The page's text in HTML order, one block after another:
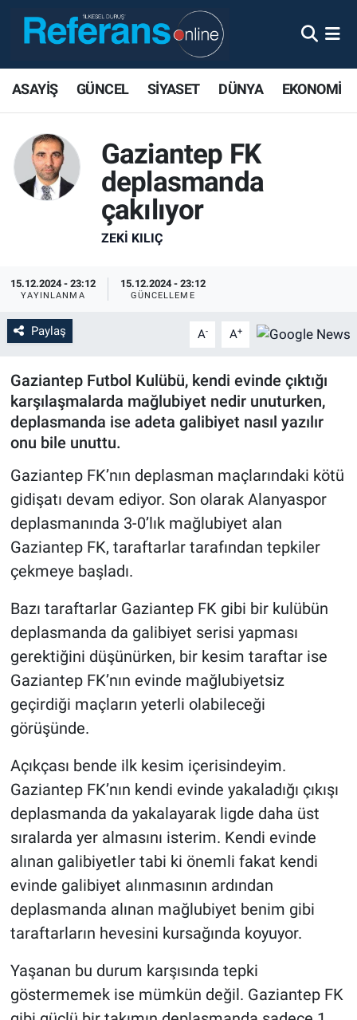
ASAYİŞ GÜNCEL SİYASET DÜNYA EKONOMİ
Gaziantep FK
deplasmanda
çakılıyor
ZEKI KILIÇ
15.12.2024 - 23:12
YAYINLANMA
15.12.2024 - 23:12
GÜNCELLEME
Paylaş A- A+
Gaziantep Futbol Kulübü, kendi evinde çıktığı
karşılaşmalarda mağlubiyet nedir unuturken,
deplasmanda ise adeta galibiyet nasıl yazılır
onu bile unuttu.
Gaziantep FK’nın deplasman maçlarındaki kötü
gidişatı devam ediyor. Son olarak Alanyaspor
deplasmanında 3-0’lık mağlubiyet alan
Gaziantep FK, taraftarlar tarafından tepkiler
çekmeye başladı.
Bazı taraftarlar Gaziantep FK gibi bir kulübün
deplasmanda da galibiyet serisi yapması
gerektiğini düşünürken, bir kesim taraftar ise
Gaziantep FK’nın evinde mağlubiyetsiz
geçirdiği maçların yeterli olabileceği
görüşünde.
Açıkçası bende ilk kesim içerisindeyim.
Gaziantep FK’nın kendi evinde yakaladığı çıkışı
deplasmanda da yakalayarak ligde daha üst
sıralarda yer almasını isterim. Kendi evinde
alınan galibiyetler tabi ki önemli fakat kendi
evinde galibiyet alınmasının ardından
deplasmanda alınan mağlubiyet benim gibi
taraftarların hevesini kursağında koyuyor.
Yaşanan bu durum karşısında tepki
göstermemek ise mümkün değil. Gaziantep FK